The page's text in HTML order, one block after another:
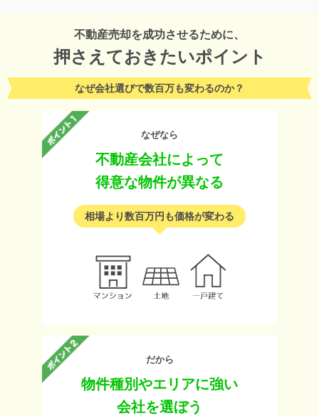
不動産売却を成功させるために、
押さえておきたいポイント
なぜ会社選びで数百万も変わるのか？
なぜなら
不動産会社によって
得意な物件が異なる
相場より数百万円も価格が変わる
だから
物件種別やエリアに強い
会社を選ぼう